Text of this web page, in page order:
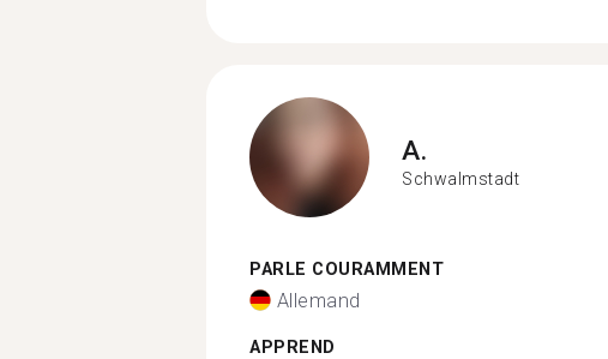
A.
Schwalmstadt
PARLE COURAMMENT
Allemand
APPREND